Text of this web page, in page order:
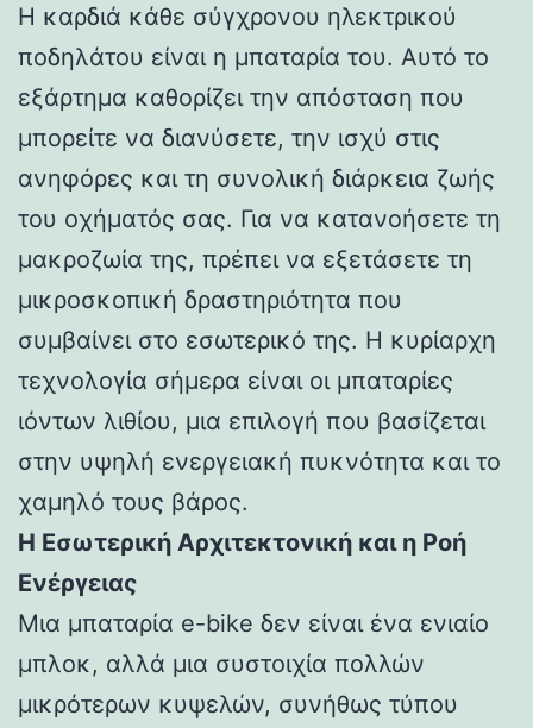
Η καρδιά κάθε σύγχρονου ηλεκτρικού
ποδηλάτου είναι η μπαταρία του. Αυτό το
εξάρτημα καθορίζει την απόσταση που
μπορείτε να διανύσετε, την ισχύ στις
ανηφόρες και τη συνολική διάρκεια ζωής
του οχήματός σας. Για να κατανοήσετε τη
μακροζωία της, πρέπει να εξετάσετε τη
μικροσκοπική δραστηριότητα που
συμβαίνει στο εσωτερικό της. Η κυρίαρχη
τεχνολογία σήμερα είναι οι μπαταρίες
ιόντων λιθίου, μια επιλογή που βασίζεται
στην υψηλή ενεργειακή πυκνότητα και το
χαμηλό τους βάρος.
Η Εσωτερική Αρχιτεκτονική και η Ροή
Ενέργειας
Μια μπαταρία e-bike δεν είναι ένα ενιαίο
μπλοκ, αλλά μια συστοιχία πολλών
μικρότερων κυψελών, συνήθως τύπου